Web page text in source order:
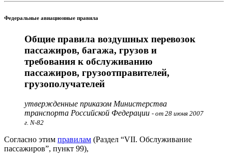
Федеральные авиационные правила
Общие правила воздушных перевозок
пассажиров, багажа, грузов и
требования к обслуживанию
пассажиров, грузоотправителей,
грузополучателей
утвержденные приказом Министерства
транспорта Российской Федерации - от 28 июня 2007
г. N-82
Согласно этим правилам (Раздел “VII. Обслуживание
пассажиров”, пункт 99),